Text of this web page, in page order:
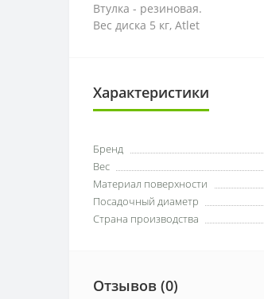
Втулка - резиновая.
Вес диска 5 кг, Atlet
Характеристики
Бренд
Вес
Материал поверхности
Посадочный диаметр
Страна производства
Отзывов (0)